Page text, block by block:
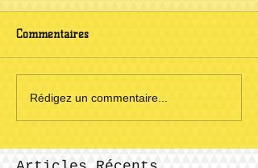
Commentaires
Rédigez un commentaire...